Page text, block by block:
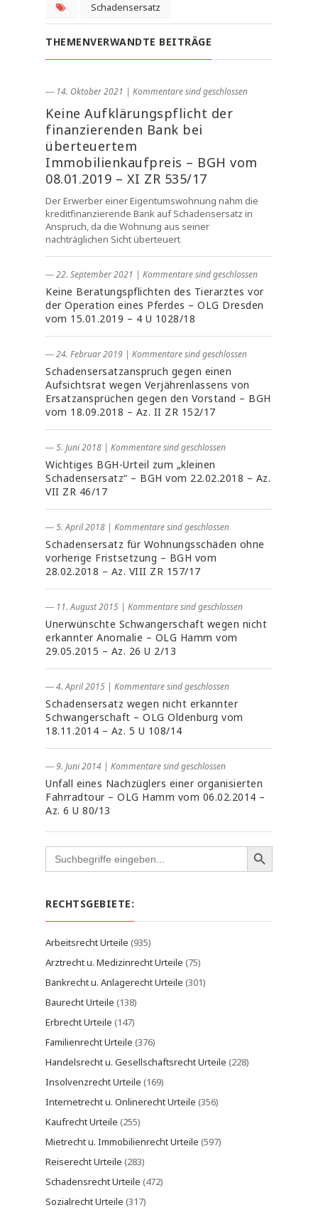
Schadensersatz
THEMENVERWANDTE BEITRÄGE
― 14. Oktober 2021 | Kommentare sind geschlossen
Keine Aufklärungspflicht der
finanzierenden Bank bei
überteuertem
Immobilienkaufpreis – BGH vom
08.01.2019 – XI ZR 535/17
Der Erwerber einer Eigentumswohnung nahm die
kreditfinanzierende Bank auf Schadensersatz in
Anspruch, da die Wohnung aus seiner
nachträglichen Sicht überteuert
― 22. September 2021 | Kommentare sind geschlossen
Keine Beratungspflichten des Tierarztes vor
der Operation eines Pferdes – OLG Dresden
vom 15.01.2019 – 4 U 1028/18
― 24. Februar 2019 | Kommentare sind geschlossen
Schadensersatzanspruch gegen einen
Aufsichtsrat wegen Verjährenlassens von
Ersatzansprüchen gegen den Vorstand – BGH
vom 18.09.2018 – Az. II ZR 152/17
― 5. Juni 2018 | Kommentare sind geschlossen
Wichtiges BGH-Urteil zum „kleinen
Schadensersatz“ – BGH vom 22.02.2018 – Az.
VII ZR 46/17
― 5. April 2018 | Kommentare sind geschlossen
Schadensersatz für Wohnungsschäden ohne
vorherige Fristsetzung – BGH vom
28.02.2018 – Az. VIII ZR 157/17
― 11. August 2015 | Kommentare sind geschlossen
Unerwünschte Schwangerschaft wegen nicht
erkannter Anomalie – OLG Hamm vom
29.05.2015 – Az. 26 U 2/13
― 4. April 2015 | Kommentare sind geschlossen
Schadensersatz wegen nicht erkannter
Schwangerschaft – OLG Oldenburg vom
18.11.2014 – Az. 5 U 108/14
― 9. Juni 2014 | Kommentare sind geschlossen
Unfall eines Nachzüglers einer organisierten
Fahrradtour – OLG Hamm vom 06.02.2014 –
Az. 6 U 80/13
Search
for:
RECHTSGEBIETE:
Arbeitsrecht Urteile (935)
Arztrecht u. Medizinrecht Urteile (75)
Bankrecht u. Anlagerecht Urteile (301)
Baurecht Urteile (138)
Erbrecht Urteile (147)
Familienrecht Urteile (376)
Handelsrecht u. Gesellschaftsrecht Urteile (228)
Insolvenzrecht Urteile (169)
Internetrecht u. Onlinerecht Urteile (356)
Kaufrecht Urteile (255)
Mietrecht u. Immobilienrecht Urteile (597)
Reiserecht Urteile (283)
Schadensrecht Urteile (472)
Sozialrecht Urteile (317)